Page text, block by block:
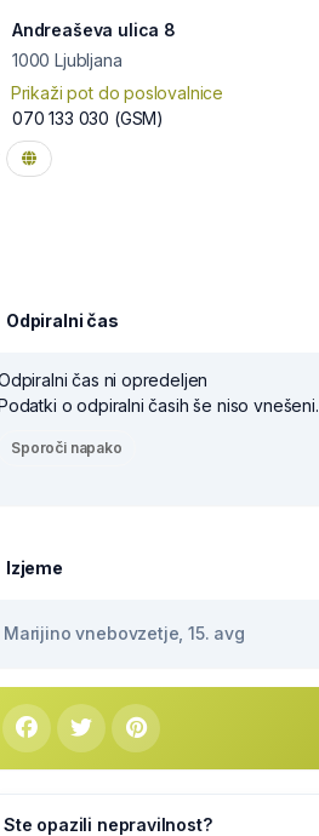
Andreaševa ulica 8
1000 Ljubljana
Prikaži pot do poslovalnice
070 133 030 (GSM)
Odpiralni čas
čas ni opredeljen
o odpiralni časih še niso vnešeni.
Sporoči napako
Izjeme
Marijino vnebovzetje, 15. avg
Ste opazili nepravilnost?